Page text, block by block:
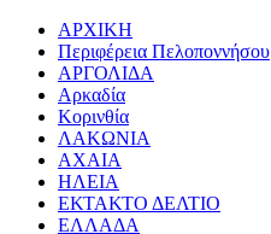
ΑΡΧΙΚΗ
Περιφέρεια Πελοποννήσου
ΑΡΓΟΛΙΔΑ
Αρκαδία
Κορινθία
ΛΑΚΩΝΙΑ
ΑΧΑΙΑ
ΗΛΕΙΑ
ΕΚΤΑΚΤΟ ΔΕΛΤΙΟ
ΕΛΛΑΔΑ